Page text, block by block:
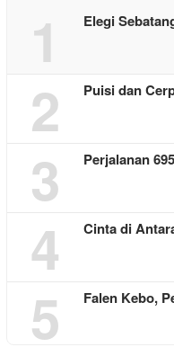
1 Elegi
2 Puisi dan
3 Perjalanan
4 Cinta di
5 Falen Kebo,